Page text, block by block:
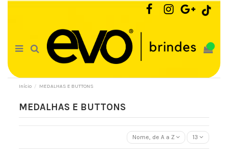
Início MEDALHAS E BUTTONS
MEDALHAS E BUTTONS
Nome, de A a Z 13